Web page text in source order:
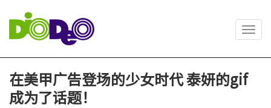
在美甲广告登场的少女时代 泰妍的gif
成为了话题！